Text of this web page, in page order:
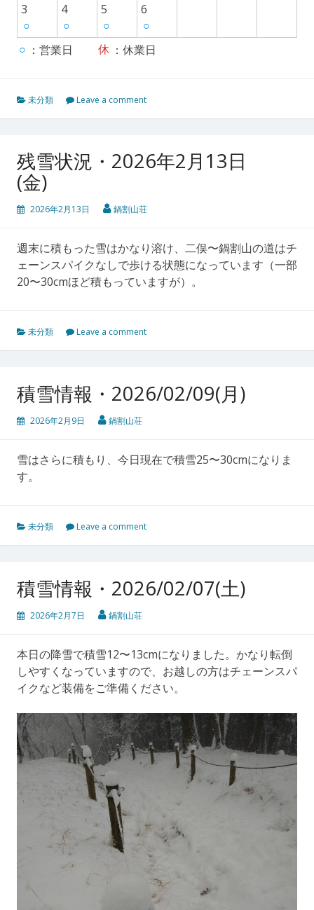
3
○
4
○
5
○
6
○
○ ：営業日 休 ：休業日
未分類 Leave a comment
残雪状況・2026年2月13日
(金)
2026年2月13日 鍋割山荘
週末に積もった雪はかなり溶け、二俣〜鍋割山の道はチ
ェーンスパイクなしで歩ける状態になっています（一部
20〜30cmほど積もっていますが）。
未分類 Leave a comment
積雪情報・2026/02/09(月)
2026年2月9日 鍋割山荘
雪はさらに積もり、今日現在で積雪25〜30cmになりま
す。
未分類 Leave a comment
積雪情報・2026/02/07(土)
2026年2月7日 鍋割山荘
本日の降雪で積雪12〜13cmになりました。かなり転倒
しやすくなっていますので、お越しの方はチェーンスパ
イクなど装備をご準備ください。